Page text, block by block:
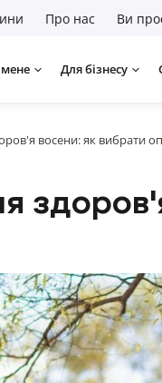
Про нас Ви
Для бізнесу
восени: як вибрати